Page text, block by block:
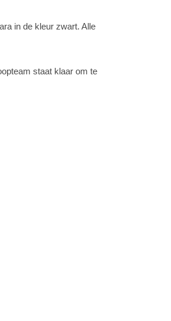
in de kleur zwart. Alle
staat klaar om te